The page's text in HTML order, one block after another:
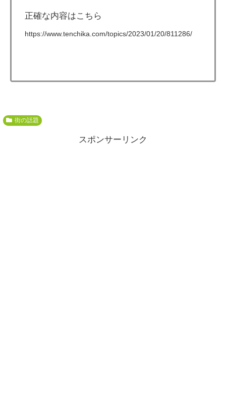
正確な内容はこちら
https://www.tenchika.com/topics/2023/01/20/811286/
街の話題
スポンサーリンク